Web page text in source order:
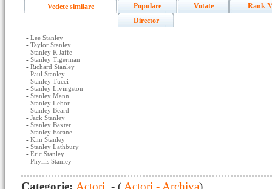
Vedete similare Populare Votate
Rank
Director
- Lee Stanley
- Taylor Stanley
- Stanley R Jaffe
- Stanley Tigerman
- Richard Stanley
- Paul Stanley
- Stanley Tucci
- Stanley Livingston
- Stanley Mann
- Stanley Lebor
- Stanley Beard
- Jack Stanley
- Stanley Baxter
- Stanley Escane
- Kim Stanley
- Stanley Lathbury
- Eric Stanley
- Phyllis Stanley
Categorie: Actori - ( Actori - Archiva)